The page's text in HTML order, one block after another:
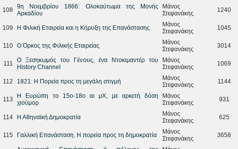
108 9η Νοεμβρίου 1866: Ολοκαύτωμα της Μονής
Αρκαδίου
Μάνος
Στεφανάκης
1240
109 Η Φιλική Εταιρεία και η Κήρυξη της Επανάστασης
Μάνος
Στεφανάκης
1045
110 Ο Όρκος της Φιλικής Εταιρείας
Μάνος
Στεφανάκης
3014
111
Ο Ξεσηκωμός του Γένους, ένα Ντοκιμαντέρ του
History Channel
Μάνος
Στεφανάκης
1069
112 1821: Η Πορεία προς τη μεγάλη στιγμή
Μάνος
Στεφανάκης
1144
113
Η Ευρώπη το 15ο-18ο αι μΧ, με αρκετή δόση
χιούμορ
Μάνος
Στεφανάκης
931
114 Η Αθηναϊκή Δημοκρατία
Μάνος
Στεφανάκης
625
115 Γαλλική Επανάσταση. Η πορεία προς τη δημοκρατία
Μάνος
Στεφανάκης
3658